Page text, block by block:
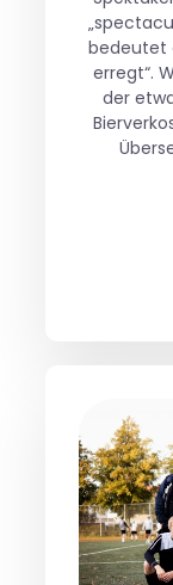
bedeutet
erregt“.
der